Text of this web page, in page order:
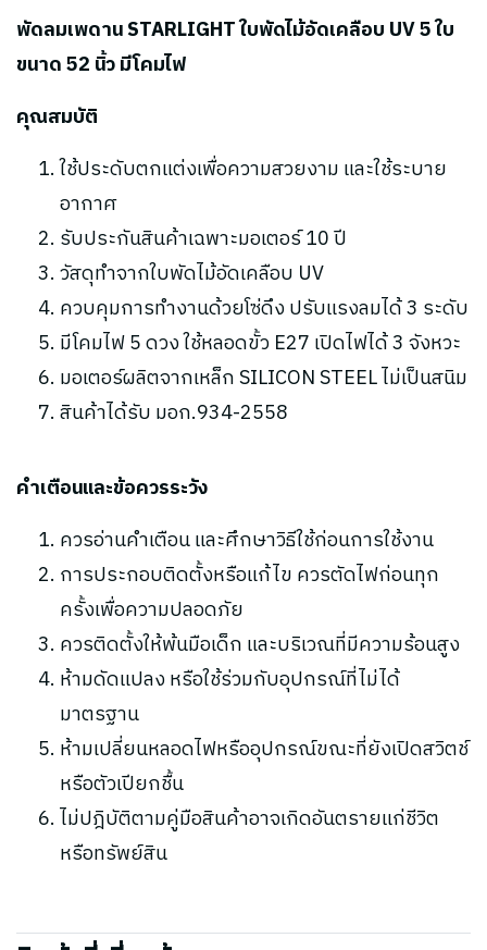
พัดลมเพดาน STARLIGHT ใบพัดไม้อัดเคลือบ UV 5 ใบ
ขนาด 52 นิ้ว มีโคมไฟ
คุณสมบัติ
ใช้ประดับตกแต่งเพื่อความสวยงาม และใช้ระบาย
อากาศ
รับประกันสินค้าเฉพาะมอเตอร์ 10 ปี
วัสดุทำจากใบพัดไม้อัดเคลือบ UV
ควบคุมการทำงานด้วยโซ่ดึง ปรับแรงลมได้ 3 ระดับ
มีโคมไฟ 5 ดวง ใช้หลอดขั้ว E27 เปิดไฟได้ 3 จังหวะ
มอเตอร์ผลิตจากเหล็ก SILICON STEEL ไม่เป็นสนิม
สินค้าได้รับ มอก.934-2558
คำเตือนและข้อควรระวัง
ควรอ่านคำเตือน และศึกษาวิธีใช้ก่อนการใช้งาน
การประกอบติดตั้งหรือแก้ไข ควรตัดไฟก่อนทุก
ครั้งเพื่อความปลอดภัย
ควรติดตั้งให้พ้นมือเด็ก และบริเวณที่มีความร้อนสูง
ห้ามดัดแปลง หรือใช้ร่วมกับอุปกรณ์ที่ไม่ได้
มาตรฐาน
ห้ามเปลี่ยนหลอดไฟหรืออุปกรณ์ขณะที่ยังเปิดสวิตช์
หรือตัวเปียกชื้น
ไม่ปฎิบัติตามคู่มือสินค้าอาจเกิดอันตรายแก่ชีวิต
หรือทรัพย์สิน